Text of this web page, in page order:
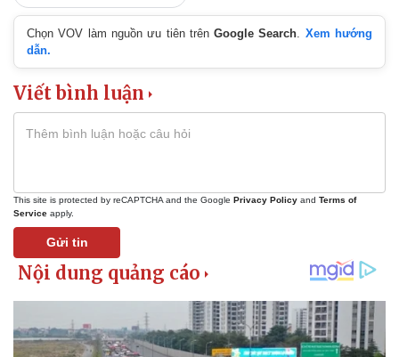
Kinh tế
Bất động sản
Khởi nghiệp
Thị trường
Giá vàng
Tiêu dùng
Chọn VOV làm nguồn ưu tiên trênGoogle Search. Xem hướng
dẫn.
Viết bình luận
This site is protected by reCAPTCHA and the Google Privacy Policy and Terms of
Service apply.
Gửi tin